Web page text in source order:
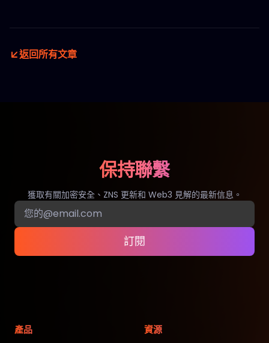
返回所有文章
保持聯繫
獲取有關加密安全、ZNS 更新和 Web3 見解的最新信息。
訂閱
產品 資源